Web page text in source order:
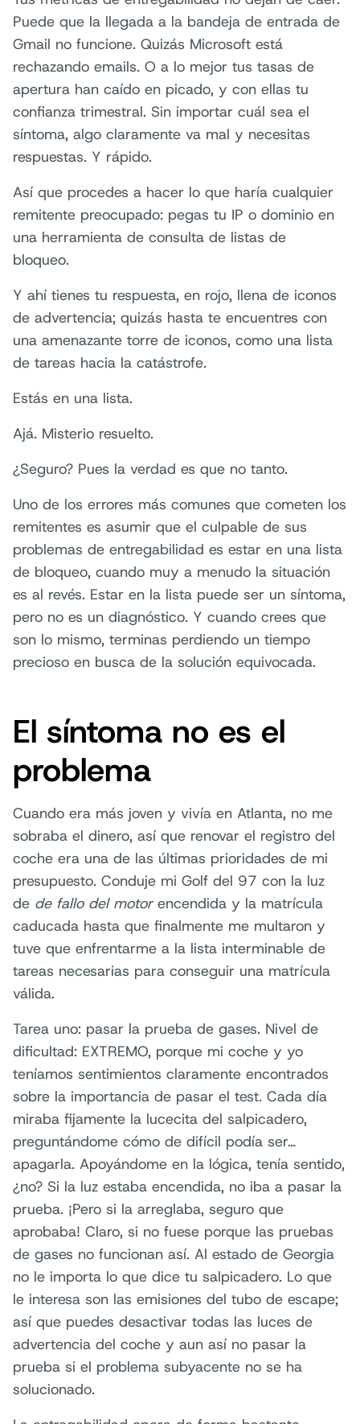
Puede que la llegada a la bandeja de entrada de
Gmail no funcione. Quizás Microsoft está
rechazando emails. O a lo mejor tus tasas de
apertura han caído en picado, y con ellas tu
confianza trimestral. Sin importar cuál sea el
síntoma, algo claramente va mal y necesitas
respuestas. Y rápido.
Así que procedes a hacer lo que haría cualquier
remitente preocupado: pegas tu IP o dominio en
una herramienta de consulta de listas de
bloqueo.
Y ahí tienes tu respuesta, en rojo, llena de iconos
de advertencia; quizás hasta te encuentres con
una amenazante torre de iconos, como una lista
de tareas hacia la catástrofe.
Estás en una lista.
Ajá. Misterio resuelto.
¿Seguro? Pues la verdad es que no tanto.
Uno de los errores más comunes que cometen los
remitentes es asumir que el culpable de sus
problemas de entregabilidad es estar en una lista
de bloqueo, cuando muy a menudo la situación
es al revés. Estar en la lista puede ser un síntoma,
pero no es un diagnóstico. Y cuando crees que
son lo mismo, terminas perdiendo un tiempo
precioso en busca de la solución equivocada.
El síntoma no es el
problema
Cuando era más joven y vivía en Atlanta, no me
sobraba el dinero, así que renovar el registro del
coche era una de las últimas prioridades de mi
presupuesto. Conduje mi Golf del 97 con la luz
de de fallo del motorencendida y la matrícula
caducada hasta que finalmente me multaron y
tuve que enfrentarme a la lista interminable de
tareas necesarias para conseguir una matrícula
válida.
Tarea uno: pasar la prueba de gases. Nivel de
dificultad: EXTREMO, porque mi coche y yo
teníamos sentimientos claramente encontrados
sobre la importancia de pasar el test. Cada día
miraba fijamente la lucecita del salpicadero,
preguntándome cómo de difícil podía ser…
apagarla. Apoyándome en la lógica, tenía sentido,
¿no? Si la luz estaba encendida, no iba a pasar la
prueba. ¡Pero si la arreglaba, seguro que
aprobaba! Claro, si no fuese porque las pruebas
de gases no funcionan así. Al estado de Georgia
no le importa lo que dice tu salpicadero. Lo que
le interesa son las emisiones del tubo de escape;
así que puedes desactivar todas las luces de
advertencia del coche y aun así no pasar la
prueba si el problema subyacente no se ha
solucionado.